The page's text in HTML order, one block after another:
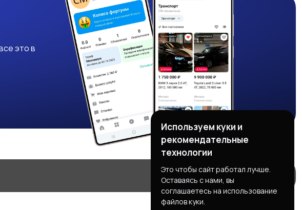
это в
Используем куки и
рекомендательные
технологии
Это чтобы сайт работал лучше.
Оставаясь с нами, вы
соглашаетесь на использование
файлов куки.